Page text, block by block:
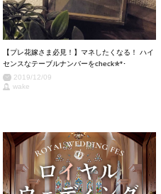
【プレ花嫁さま必見！】マネしたくなる！ ハイ
センスなテーブルナンバーをcheck✯*･
2019/12/09
wake